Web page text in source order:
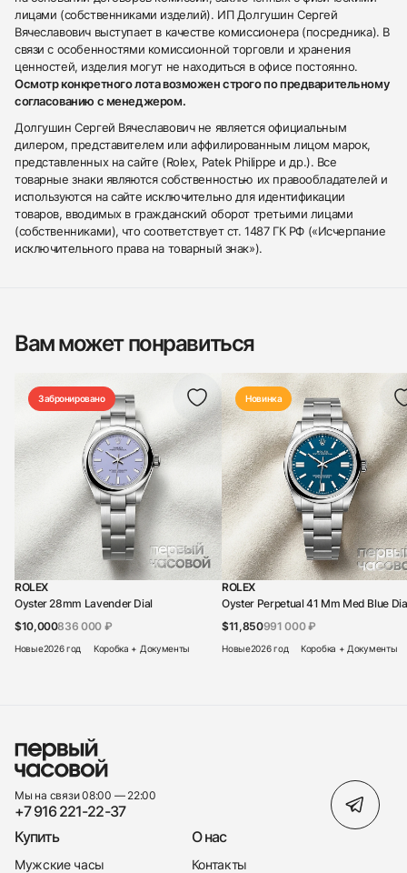
лицами (собственниками изделий). ИП Долгушин Сергей
Вячеславович выступает в качестве комиссионера (посредника). В
связи с особенностями комиссионной торговли и хранения
ценностей, изделия могут не находиться в офисе постоянно.
Осмотр конкретного лота возможен строго по предварительному
согласованию с менеджером.
Долгушин Сергей Вячеславович не является официальным
дилером, представителем или аффилированным лицом марок,
представленных на сайте (Rolex, Patek Philippe и др.). Все
товарные знаки являются собственностью их правообладателей и
используются на сайте исключительно для идентификации
товаров, вводимых в гражданский оборот третьими лицами
(собственниками), что соответствует ст. 1487 ГК РФ («Исчерпание
исключительного права на товарный знак»).
Вам может понравиться
Забронировано
ROLEX
Oyster 28mm Lavender Dial
$10,000836 000 ₽
Новые2026 год Коробка + Документы
Новинка
ROLEX
Oyster Perpetual 41 Mm Med Blue
$11,850991 000 ₽
Новые2026 год Коробка + Документы
Мы на связи 08:00 — 22:00
+7 916 221-22-37
Купить
Мужские часы
О нас
Контакты